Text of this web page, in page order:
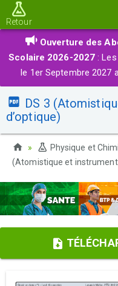
Retour
Ouverture des
Scolaire 2026-2027 :
le 1er Septembre 2027
DS 3
d’optique)
Physique et
(Atomistique et